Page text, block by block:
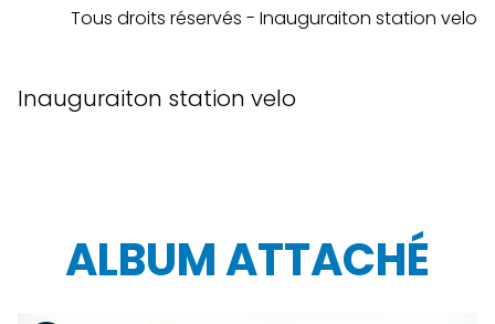
Tous droits réservés - Inauguraiton station velo
Inauguraiton station velo
ALBUM ATTACHÉ